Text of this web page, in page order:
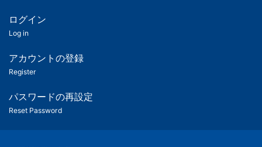
ツ
匿
名
ユ
ー
ログイン
Log in
アカウントの登録
Register
パスワードの再設定
Reset Password